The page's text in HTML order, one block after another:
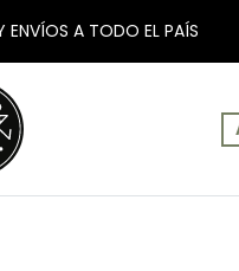
ENVÍOS A TODO EL PAÍS